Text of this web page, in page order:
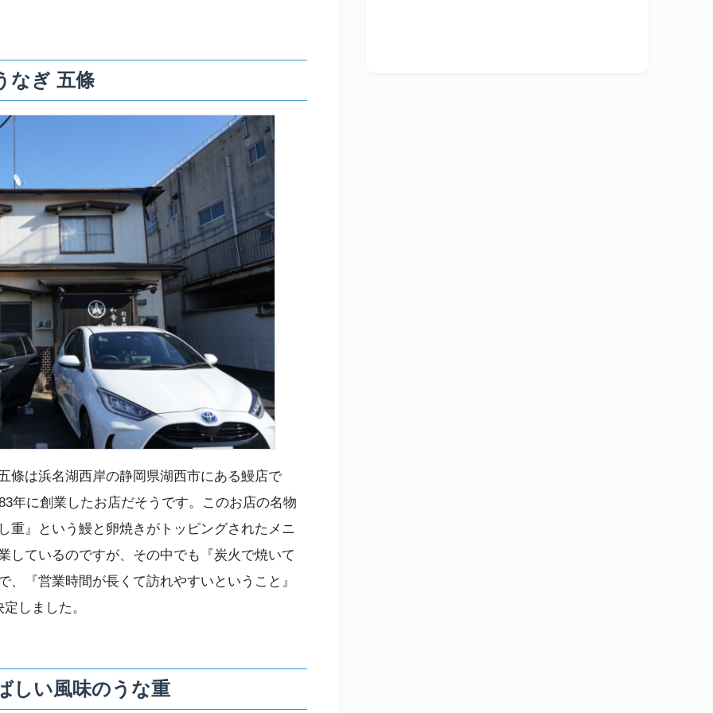
なぎ 五條
條は浜名湖西岸の静岡県湖西市にある鰻店で
年に創業したお店だそうです。このお店の名物
重』という鰻と卵焼きがトッピングされたメニ
しているのですが、その中でも『炭火で焼いて
『営業時間が長くて訪れやすいということ』
しました。
しい風味のうな重